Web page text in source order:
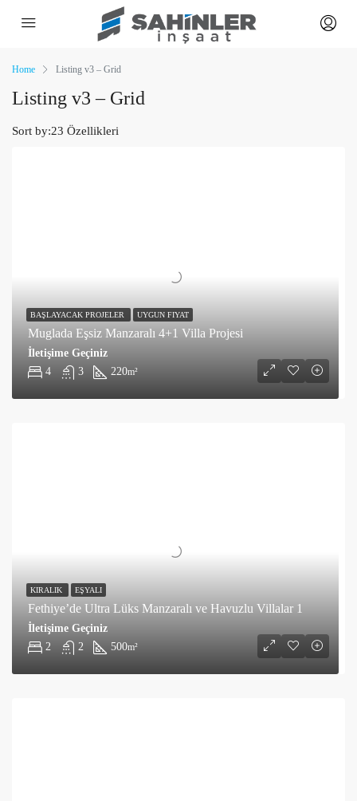
Home Listing v3 – Grid
Listing v3 – Grid
23 Özellikleri
Sort by:
Muglada Eşsiz Manzaralı 4+1 Villa Projesi
4 3 220m²
İletişime Geçiniz
BAŞLAYACAK PROJELER UYGUN FIYAT
Fethiye’de Ultra Lüks Manzaralı ve Havuzlu Villalar 1
2 2 500m²
İletişime Geçiniz
KIRALIK EŞYALI